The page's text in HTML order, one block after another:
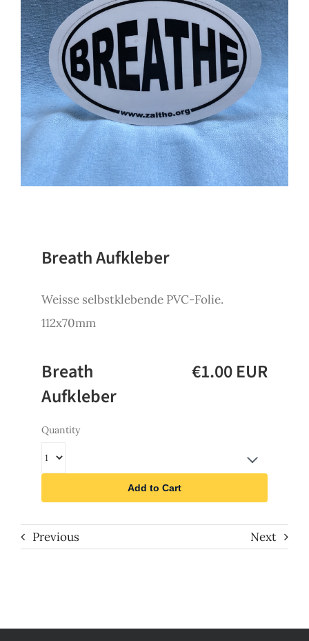
SHOP
KONTAKT
Breath Aufkleber
Weisse selbstklebende PVC-Folie.
112x70mm
Breath
Aufkleber
€1.00 EUR
Quantity
Add to Cart
Previous Next